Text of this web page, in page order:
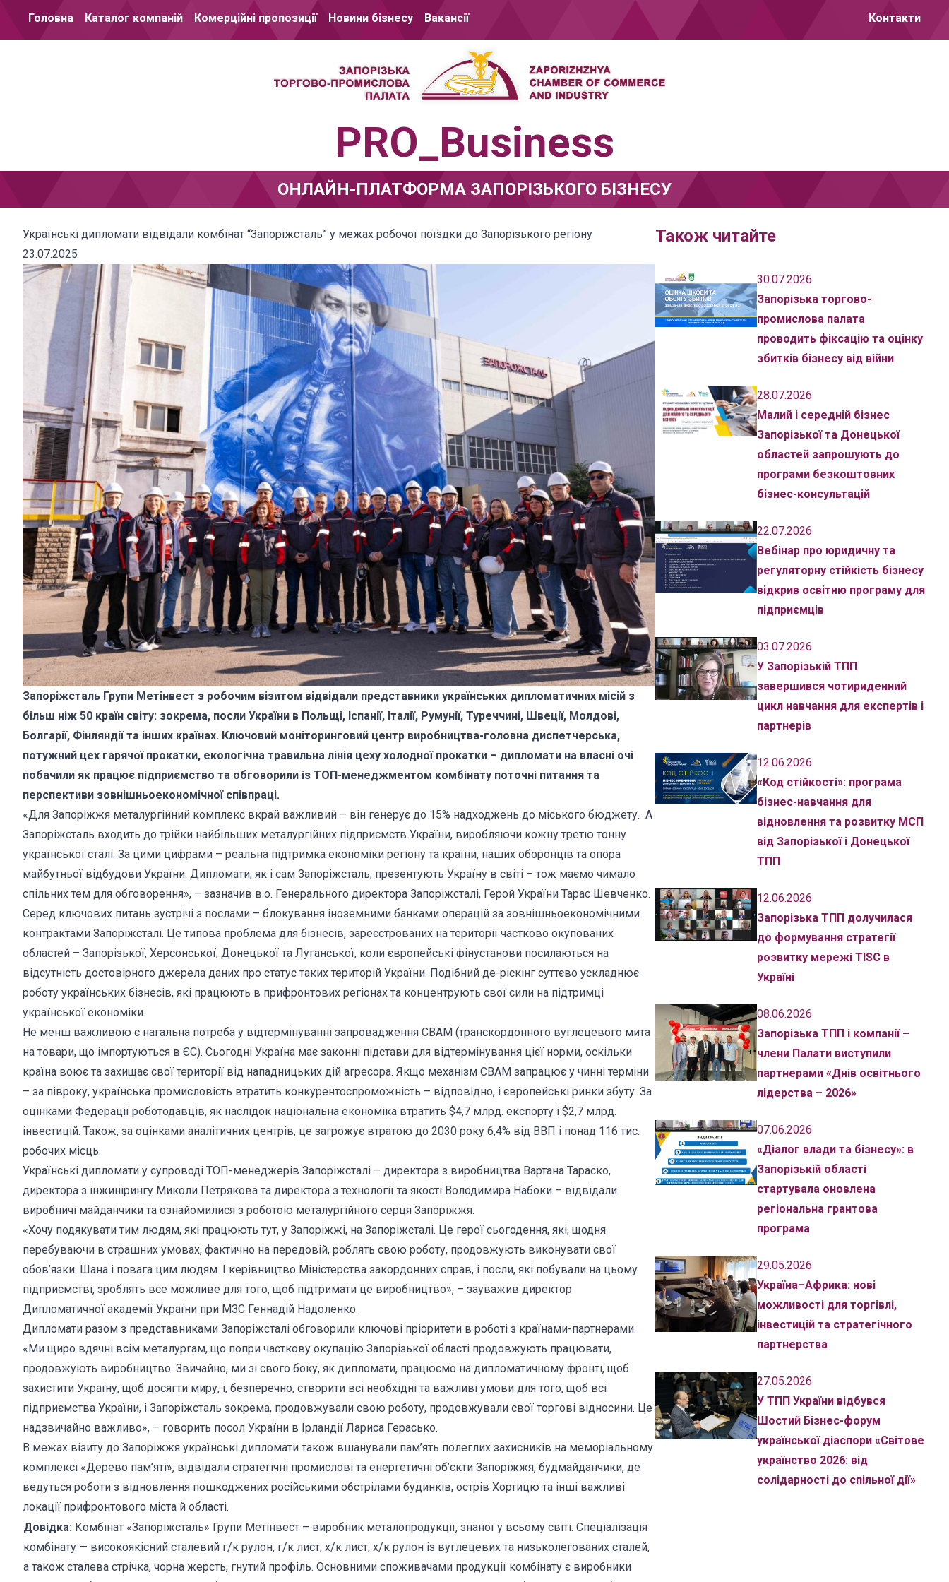
Головна Каталог компаній Комерційні пропозиції Новини бізнесу Вакансії Контакти
PRO_Business
ОНЛАЙН-ПЛАТФОРМА ЗАПОРІЗЬКОГО БІЗНЕСУ
Українські дипломати відвідали комбінат “Запоріжсталь” у межах робочої поїздки до Запорізького регіону
23.07.2025
Запоріжсталь Групи Метінвест з робочим візитом відвідали представники українських дипломатичних місій з
більш ніж 50 країн світу: зокрема, посли України в Польщі, Іспанії, Італії, Румунії, Туреччині, Швеції, Молдові,
Болгарії, Фінляндії та інших країнах. Ключовий моніторинговий центр виробництва-головна диспетчерська,
потужний цех гарячої прокатки, екологічна травильна лінія цеху холодної прокатки – дипломати на власні очі
побачили як працює підприємство та обговорили із ТОП-менеджментом комбінату поточні питання та
перспективи зовнішньоекономічної співпраці.
«Для Запоріжжя металургійний комплекс вкрай важливий – він генерує до 15% надходжень до міського бюджету. А
Запоріжсталь входить до трійки найбільших металургійних підприємств України, виробляючи кожну третю тонну
української сталі. За цими цифрами – реальна підтримка економіки регіону та країни, наших оборонців та опора
майбутньої відбудови України. Дипломати, як і сам Запоріжсталь, презентують Україну в світі – тож маємо чимало
спільних тем для обговорення», – зазначив в.о. Генерального директора Запоріжсталі, Герой України Тарас Шевченко.
Серед ключових питань зустрічі з послами – блокування іноземними банками операцій за зовнішньоекономічними
контрактами Запоріжсталі. Це типова проблема для бізнесів, зареєстрованих на території частково окупованих
областей – Запорізької, Херсонської, Донецької та Луганської, коли європейські фінустанови посилаються на
відсутність достовірного джерела даних про статус таких територій України. Подібний де-ріскінг суттєво ускладнює
роботу українських бізнесів, які працюють в прифронтових регіонах та концентрують свої сили на підтримці
української економіки.
Не менш важливою є нагальна потреба у відтермінуванні запровадження СВАМ (транскордонного вуглецевого мита
на товари, що імпортуються в ЄС). Сьогодні Україна має законні підстави для відтермінування цієї норми, оскільки
країна воює та захищає свої території від нападницьких дій агресора. Якщо механізм СВАМ запрацює у чинні терміни
– за півроку, українська промисловість втратить конкурентоспроможність – відповідно, і європейські ринки збуту. За
оцінками Федерації роботодавців, як наслідок національна економіка втратить $4,7 млрд. експорту і $2,7 млрд.
інвестицій. Також, за оцінками аналітичних центрів, це загрожує втратою до 2030 року 6,4% від ВВП і понад 116 тис.
робочих місць.
Українські дипломати у супроводі ТОП-менеджерів Запоріжсталі – директора з виробництва Вартана Тараско,
директора з інжинірингу Миколи Петрякова та директора з технології та якості Володимира Набоки – відвідали
виробничі майданчики та ознайомилися з роботою металургійного серця Запоріжжя.
«Хочу подякувати тим людям, які працюють тут, у Запоріжжі, на Запоріжсталі. Це герої сьогодення, які, щодня
перебуваючи в страшних умовах, фактично на передовій, роблять свою роботу, продовжують виконувати свої
обов’язки. Шана і повага цим людям. І керівництво Міністерства закордонних справ, і посли, які побували на цьому
підприємстві, зроблять все можливе для того, щоб підтримати це виробництво», – зауважив директор
Дипломатичної академії України при МЗС Геннадій Надоленко.
Дипломати разом з представниками Запоріжсталі обговорили ключові пріоритети в роботі з країнами-партнерами.
«Ми щиро вдячні всім металургам, що попри часткову окупацію Запорізької області продовжують працювати,
продовжують виробництво. Звичайно, ми зі свого боку, як дипломати, працюємо на дипломатичному фронті, щоб
захистити Україну, щоб досягти миру, і, безперечно, створити всі необхідні та важливі умови для того, щоб всі
підприємства України, і Запоріжсталь зокрема, продовжували свою роботу, продовжували свої торгові відносини. Це
надзвичайно важливо», – говорить посол України в Ірландії Лариса Герасько.
В межах візиту до Запоріжжя українські дипломати також вшанували пам’ять полеглих захисників на меморіальному
комплексі «Дерево пам’яті», відвідали стратегічні промислові та енергетичні об’єкти Запоріжжя, будмайданчики, де
ведуться роботи з відновлення пошкоджених російськими обстрілами будинків, острів Хортицю та інші важливі
локації прифронтового міста й області.
Довідка: Комбінат «Запоріжсталь» Групи Метінвест – виробник металопродукції, знаної у всьому світі. Спеціалізація
комбінату — високоякісний сталевий г/к рулон, г/к лист, х/к лист, х/к рулон із вуглецевих та низьколегованих сталей,
а також сталева стрічка, чорна жерсть, гнутий профіль. Основними споживачами продукції комбінату є виробники
Також читайте
30.07.2026
Запорізька торгово-
промислова палата
проводить фіксацію та оцінку
збитків бізнесу від війни
28.07.2026
Малий і середній бізнес
Запорізької та Донецької
областей запрошують до
програми безкоштовних
бізнес-консультацій
22.07.2026
Вебінар про юридичну та
регуляторну стійкість бізнесу
відкрив освітню програму для
підприємців
03.07.2026
У Запорізькій ТПП
завершився чотириденний
цикл навчання для експертів і
партнерів
12.06.2026
«Код стійкості»: програма
бізнес-навчання для
відновлення та розвитку МСП
від Запорізької і Донецької
ТПП
12.06.2026
Запорізька ТПП долучилася
до формування стратегії
розвитку мережі TISC в
Україні
08.06.2026
Запорізька ТПП і компанії –
члени Палати виступили
партнерами «Днів освітнього
лідерства – 2026»
07.06.2026
«Діалог влади та бізнесу»: в
Запорізькій області
стартувала оновлена
регіональна грантова
програма
29.05.2026
Україна–Африка: нові
можливості для торгівлі,
інвестицій та стратегічного
партнерства
27.05.2026
У ТПП України відбувся
Шостий Бізнес-форум
української діаспори «Світове
українство 2026: від
солідарності до спільної дії»